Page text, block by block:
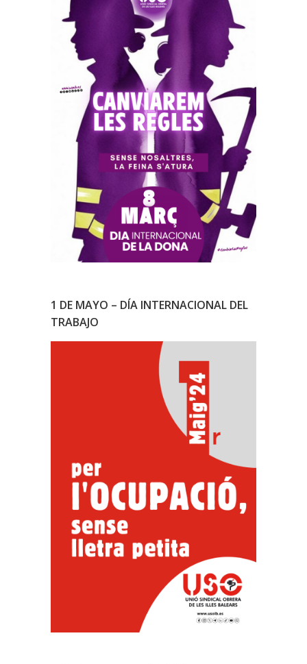
1 DE MAYO – DÍA INTERNACIONAL DEL
TRABAJO